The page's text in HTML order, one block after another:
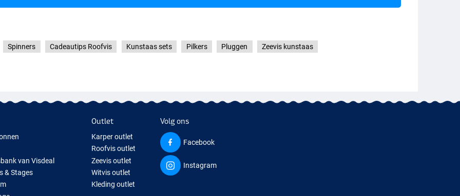
Spinners Cadeautips Roofvis Kunstaas sets Pilkers Pluggen Zeevis kunstaas
van Visdeal
& Stages
Outlet
Karper outlet
Roofvis outlet
Zeevis outlet
Witvis outlet
Kleding outlet
Volg ons
Facebook
Instagram